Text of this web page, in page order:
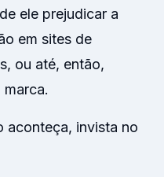
ele prejudicar a
em sites de
ou até, então,
aconteça, invista no